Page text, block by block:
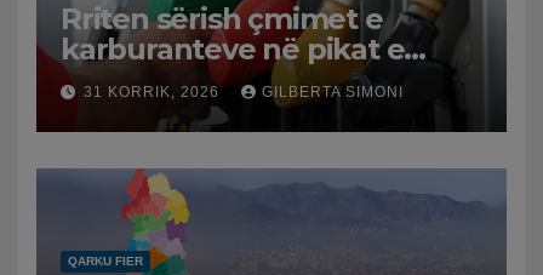
Rriten sërish çmimet e
karburanteve në pikat e
karburanteve në Lushnjë.
Tensionet në Lindjen e
Mesme shtrenjtojnë naftën
dhe benzinën në vend
31 KORRIK, 2026 GILBERTA SIMONI
QARKU FIER